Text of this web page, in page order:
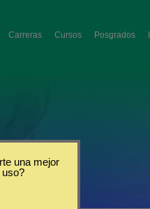
Carreras Cursos Posgrados
una mejor
uso?